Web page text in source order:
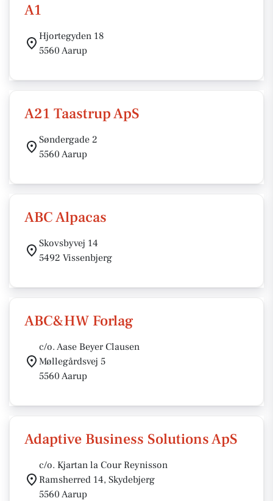
A1
Hjortegyden 18
5560 Aarup
A21 Taastrup ApS
Søndergade 2
5560 Aarup
ABC Alpacas
Skovsbyvej 14
5492 Vissenbjerg
ABC&HW Forlag
c/o. Aase Beyer Clausen
Møllegårdsvej 5
5560 Aarup
Adaptive Business Solutions ApS
c/o. Kjartan la Cour Reynisson
Ramsherred 14, Skydebjerg
5560 Aarup